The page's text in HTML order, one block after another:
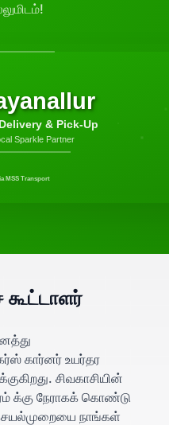
& Pick-Up
Sparkle Partner
MSS Transport
கூட்டாளர்
கார்னர் உயர்தர
சிவகாசியின்
க்கு நேராகக் கொண்டு
நாங்கள்